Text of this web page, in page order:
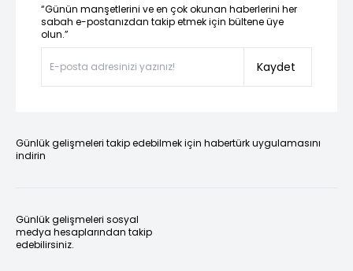
“Günün manşetlerini ve en çok okunan haberlerini her
sabah e-postanızdan takip etmek için bültene üye
olun.”
Kaydet
Günlük gelişmeleri takip edebilmek için habertürk uygulamasını
indirin
Günlük gelişmeleri sosyal
medya hesaplarından takip
edebilirsiniz.